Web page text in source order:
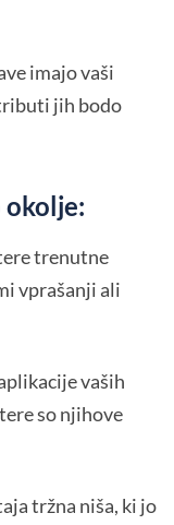
imajo vaši
jih bodo
okolje:
trenutne
vprašanji ali
vaših
so njihove
tržna niša, ki jo